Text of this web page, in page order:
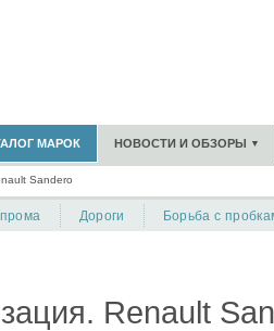
(14304)
МАРОК НОВОСТИ И ОБЗОРЫ ▼
ОБЗОРЫ НОВИНОК
ЭКСПЕРТНОЕ МНЕНИЕ
Sandero
Дороги Борьба с
Renault